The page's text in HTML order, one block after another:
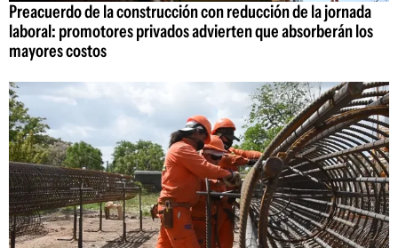
Preacuerdo de la construcción con reducción de la jornada
laboral: promotores privados advierten que absorberán los
mayores costos